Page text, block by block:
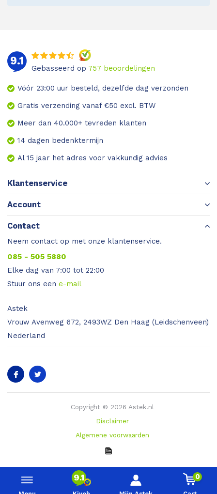
9.1 0
9.1
Gebasseerd op 757 beoordelingen
Vóór 23:00 uur besteld, dezelfde dag verzonden
Gratis verzending vanaf €50 excl. BTW
Meer dan 40.000+ tevreden klanten
14 dagen bedenktermijn
Al 15 jaar het adres voor vakkundig advies
Klantenservice
Account
Contact
Neem contact op met onze klantenservice.
085 - 505 5880
Elke dag van 7:00 tot 22:00
Stuur ons een e-mail
Astek
Vrouw Avenweg 672, 2493WZ Den Haag (Leidschenveen)
Nederland
Copyright © 2026 Astek.nl
Disclaimer
Algemene voorwaarden